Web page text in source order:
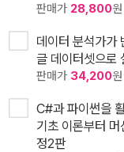
판매가 28,800원
데이터 분석가가
글 데이터셋으로
판매가 34,200원
C#과 파이썬을
기초 이론부터
정2판